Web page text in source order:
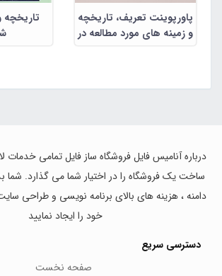
پاورپوینت تعریف، تاریخچه
و زمینه های مورد مطالعه در
تاریخچه
درباره آنامیس فایل فروشگاه ساز فایل تمامی خدمات
ساخت یک فروشگاه را در اختیار شما می گذارد. شما
دامنه ، هزینه های بالای برنامه نویسی و طراحی
خود را ایجاد نمایید
دسترسی سریع
صفحه نخست